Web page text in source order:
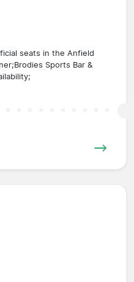
seats in the Anfield
Sports Bar &